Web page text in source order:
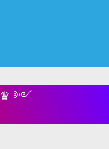
༺ ღجاده باران♛ ༻